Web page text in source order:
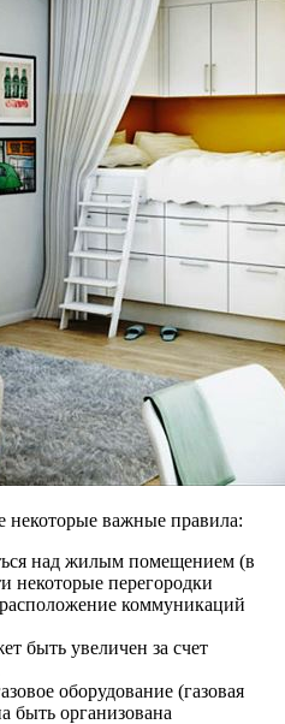
некоторые важные правила:
над жилым помещением (в
некоторые перегородки
коммуникаций
быть увеличен за счет
оборудование (газовая
быть организована